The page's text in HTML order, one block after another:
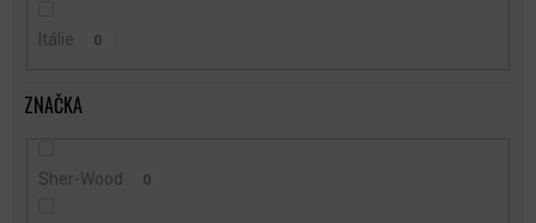
Itálie 0
ZNAČKA
Sher-Wood 0